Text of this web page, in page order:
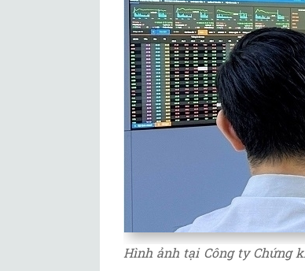
Hình ảnh tại Công ty Chứng